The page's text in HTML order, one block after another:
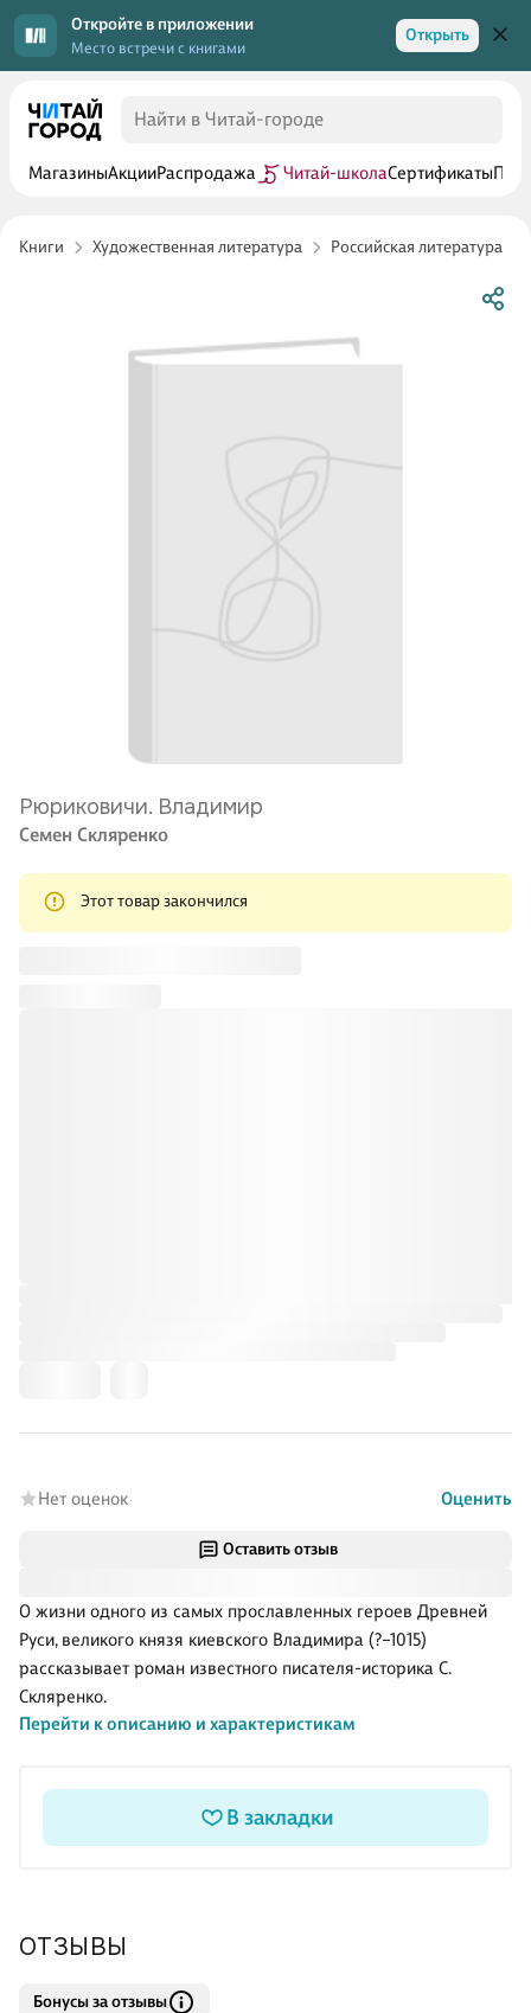
Откройте в приложении
Место встречи с книгами
Открыть
МагазиныАкцииРаспродажа Читай-школаСертификаты
Книги Художественная литература Российская литература
Оставить отзыв
О жизни одного из самых прославленных героев Древней
Руси, великого князя киевского Владимира (?–1015)
рассказывает роман известного писателя-историка С.
Скляренко.
Перейти к описанию и характеристикам
Рюриковичи. Владимир
Семен Скляренко
Этот товар закончился
Нет оценок Оценить
В закладки
ОТЗЫВЫ
Бонусы за отзывы